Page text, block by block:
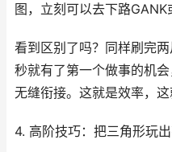
图，立刻可以去下路GANK
看到区别了吗？同样刷完
秒就有了第一个做事的机
无缝衔接。这就是效率，这
4. 高阶技巧：把三角形玩